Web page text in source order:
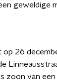
geweldige
op 26
zoon van